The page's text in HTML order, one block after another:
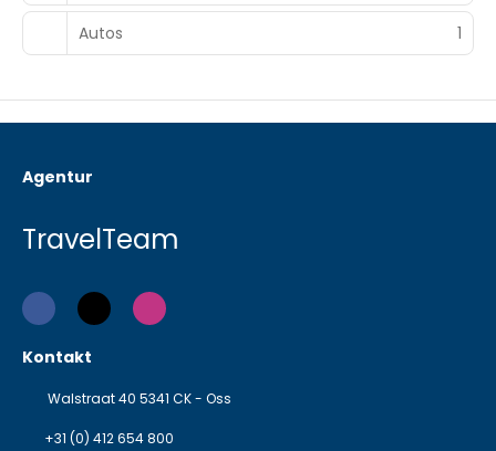
Autos 1
Agentur
TravelTeam
Kontakt
Walstraat 40 5341 CK - Oss
+31 (0) 412 654 800